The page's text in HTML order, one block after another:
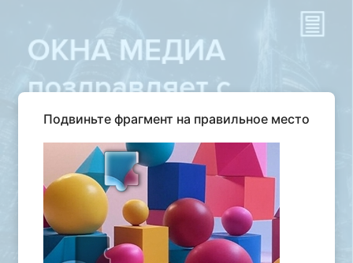
Подвиньте фрагмент на правильное место